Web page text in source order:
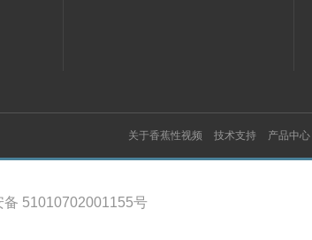
关于香蕉性视频 技术支持 产品中心
备 51010702001155号